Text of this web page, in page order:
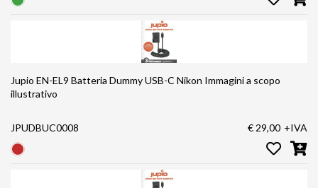
Jupio EN-EL9 Batteria Dummy USB-C Nikon Immagini a scopo
illustrativo
JPUDBUC0008 € 29,00 +IVA